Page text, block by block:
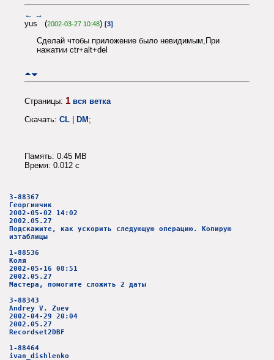
← →
yus (2002-03-27 10:48) [3]
Сделай чтобы приложение было невидимым,При
нажатии ctr+alt+del
Страницы: 1 вся ветка
Скачать: CL | DM;
Память: 0.45 MB
Время: 0.012 c
3-88367
Георгинчик
2002-05-02 14:02
2002.05.27
Подскажите, как ускорить следующую операцию. Копирую
изтаблицы
1-88536
Коля
2002-05-16 08:51
2002.05.27
Мастера, помогите сложить 2 даты
3-88343
Andrey V. Zuev
2002-04-29 20:04
2002.05.27
Recordset2DBF
1-88464
ivan_dishlenko